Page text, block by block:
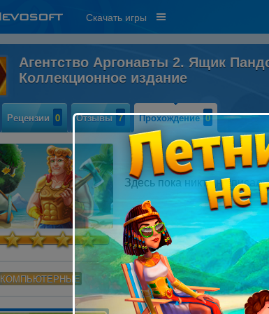
Скачать игры
Агентство Аргонавты 2. Ящик
Коллекционное издание
Рецензии 0 Отзывы 7 Прохождение 0
КОМПЬЮТЕРНЫЕ
Здесь пока никто не писал